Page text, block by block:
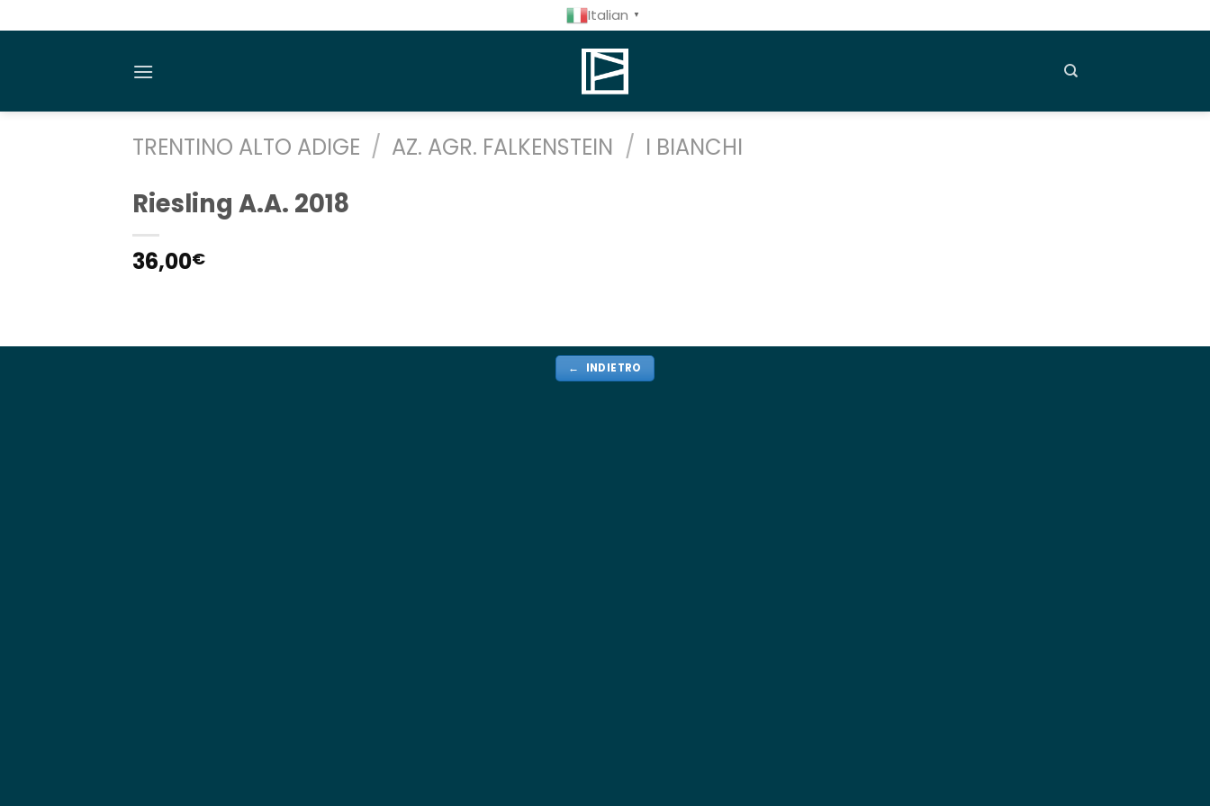
ai
Italian ▼
TRENTINO ALTO ADIGE / AZ. AGR. FALKENSTEIN / I BIANCHI
Riesling A.A. 2018
36,00€
← INDIETRO